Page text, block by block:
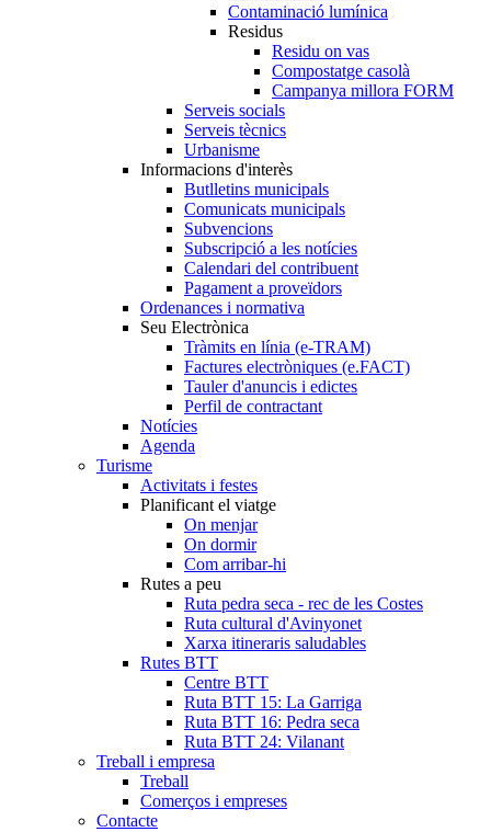
Contaminació lumínica
Residus
Residu on vas
Compostatge casolà
Campanya millora FORM
Serveis socials
Serveis tècnics
Urbanisme
Informacions d'interès
Butlletins municipals
Comunicats municipals
Subvencions
Subscripció a les notícies
Calendari del contribuent
Pagament a proveïdors
Ordenances i normativa
Seu Electrònica
Tràmits en línia (e-TRAM)
Factures electròniques (e.FACT)
Tauler d'anuncis i edictes
Perfil de contractant
Notícies
Agenda
Turisme
Activitats i festes
Planificant el viatge
On menjar
On dormir
Com arribar-hi
Rutes a peu
Ruta pedra seca - rec de les Costes
Ruta cultural d'Avinyonet
Xarxa itineraris saludables
Rutes BTT
Centre BTT
Ruta BTT 15: La Garriga
Ruta BTT 16: Pedra seca
Ruta BTT 24: Vilanant
Treball i empresa
Treball
Comerços i empreses
Contacte